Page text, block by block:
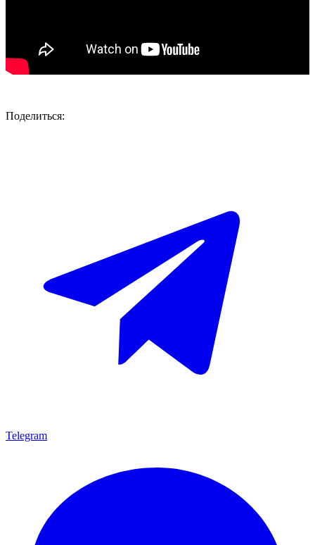
Поделиться:
Telegram